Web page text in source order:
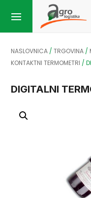
NASLOVNICA /TRGOVINA /
KONTAKTNI TERMOMETRI /
DIGITALNI